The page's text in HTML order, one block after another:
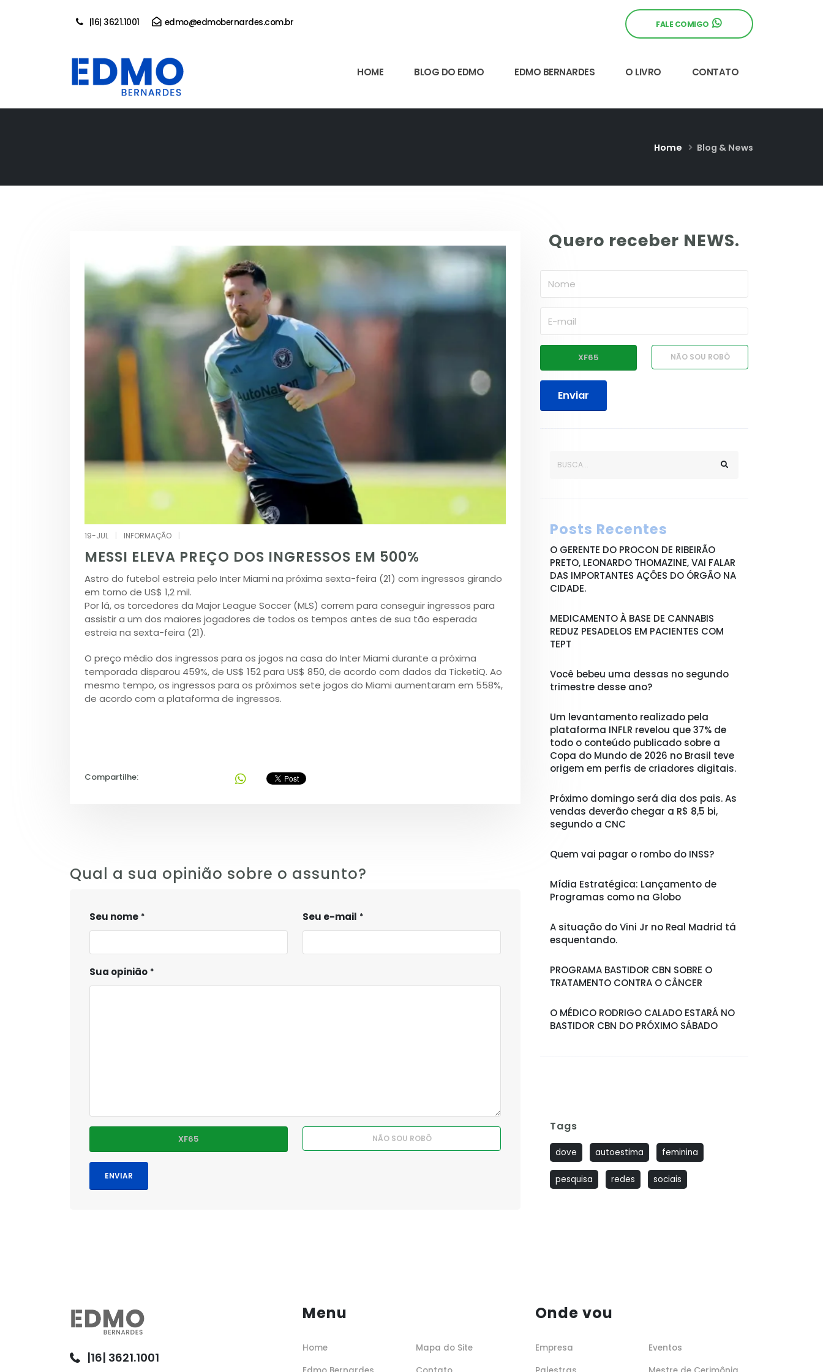
|16| 3621.1001 edmo@edmobernardes.com.br FALE COMIGO
HOME BLOG DO EDMO EDMO BERNARDES O LIVRO CONTATO
Home Blog & News
19-JUL INFORMAÇÃO
MESSI ELEVA PREÇO DOS INGRESSOS EM 500%
Astro do futebol estreia pelo Inter Miami na próxima sexta-feira (21) com ingressos girando
em torno de US$ 1,2 mil.
Por lá, os torcedores da Major League Soccer (MLS) correm para conseguir ingressos para
assistir a um dos maiores jogadores de todos os tempos antes de sua tão esperada
estreia na sexta-feira (21).
O preço médio dos ingressos para os jogos na casa do Inter Miami durante a próxima
temporada disparou 459%, de US$ 152 para US$ 850, de acordo com dados da TicketiQ. Ao
mesmo tempo, os ingressos para os próximos sete jogos do Miami aumentaram em 558%,
de acordo com a plataforma de ingressos.
Compartilhe:
Qual a sua opinião sobre o assunto?
Seu nome Seu e-mail
Sua opinião
Quero receber NEWS.
Enviar
Posts Recentes
O GERENTE DO PROCON DE RIBEIRÃO
PRETO, LEONARDO THOMAZINE, VAI FALAR
DAS IMPORTANTES AÇÕES DO ÓRGÃO NA
CIDADE.
MEDICAMENTO À BASE DE CANNABIS
REDUZ PESADELOS EM PACIENTES COM
TEPT
Você bebeu uma dessas no segundo
trimestre desse ano?
Um levantamento realizado pela
plataforma INFLR revelou que 37% de
todo o conteúdo publicado sobre a
Copa do Mundo de 2026 no Brasil teve
origem em perfis de criadores digitais.
Próximo domingo será dia dos pais. As
vendas deverão chegar a R$ 8,5 bi,
segundo a CNC
Quem vai pagar o rombo do INSS?
Mídia Estratégica: Lançamento de
Programas como na Globo
A situação do Vini Jr no Real Madrid tá
esquentando.
PROGRAMA BASTIDOR CBN SOBRE O
TRATAMENTO CONTRA O CÂNCER
O MÉDICO RODRIGO CALADO ESTARÁ NO
BASTIDOR CBN DO PRÓXIMO SÁBADO
Tags
dove autoestima feminina
pesquisa redes sociais
|16| 3621.1001
Menu
Home
Mapa do Site
Onde vou
Empresa
Eventos